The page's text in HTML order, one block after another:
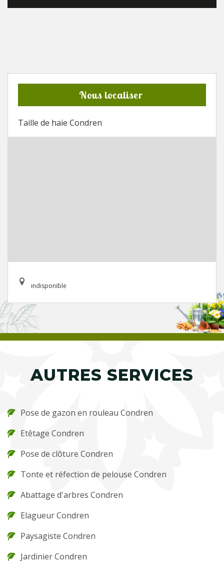
Nous localiser
Taille de haie Condren
indisponible
AUTRES SERVICES
Pose de gazon en rouleau Condren
Etêtage Condren
Pose de clôture Condren
Tonte et réfection de pelouse Condren
Abattage d'arbres Condren
Elagueur Condren
Paysagiste Condren
Jardinier Condren